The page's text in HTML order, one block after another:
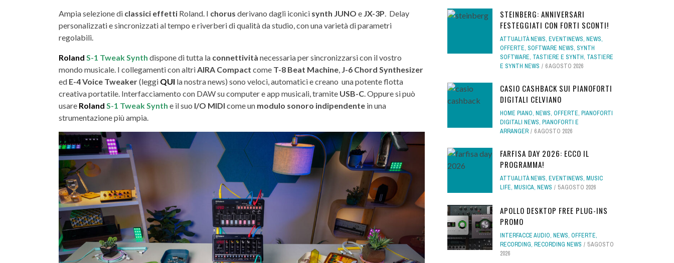
Ampia selezione di classici effetti Roland. I chorus derivano dagli iconici synth JUNO e JX-3P. Delay
personalizzati e sincronizzati al tempo e riverberi di qualità da studio, con una varietà di parametri
regolabili.
Roland S-1 Tweak Synth dispone di tutta la connettività necessaria per sincronizzarsi con il vostro
mondo musicale. I collegamenti con altriAIRA Compact come T-8 Beat Machine, J-6 Chord Synthesizer
ed E-4 Voice Tweaker(leggi QUI la nostra news) sono veloci, automatici e creano una potente flotta
creativa portatile. Interfacciamento con DAW su computer e app musicali, tramite USB-C. Oppure si può
usare Roland S-1 Tweak Synth e il suo I/O MIDI come un modulo sonoro indipendente in una
strumentazione più ampia.
STEINBERG: ANNIVERSARI
FESTEGGIATI CON FORTI SCONTI!
ATTUALITÀ NEWS, EVENTINEWS, NEWS,
OFFERTE, SOFTWARE NEWS, SYNTH
SOFTWARE, TASTIERE E SYNTH, TASTIERE
E SYNTH NEWS
6 AGOSTO 2026
CASIO CASHBACK SUI PIANOFORTI
DIGITALI CELVIANO
HOME PIANO, NEWS, OFFERTE, PIANOFORTI
DIGITALI NEWS, PIANOFORTI E
ARRANGER
6 AGOSTO 2026
FARFISA DAY 2026: ECCO IL
PROGRAMMA!
ATTUALITÀ NEWS, EVENTINEWS, MUSIC
LIFE, MUSICA, NEWS 5 AGOSTO 2026
APOLLO DESKTOP FREE PLUG-INS
PROMO
INTERFACCE AUDIO, NEWS, OFFERTE,
RECORDING, RECORDING NEWS
5 AGOSTO
2026